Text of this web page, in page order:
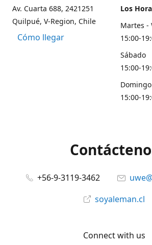
Av. Cuarta 688, 2421251
Quilpué, V-Region, Chile
Cómo llegar
Los
Martes -
15:00-
Sábado
15:00-
Domingo
15:00-
+56-9-3119-3462
soyaleman.cl
Connect with us